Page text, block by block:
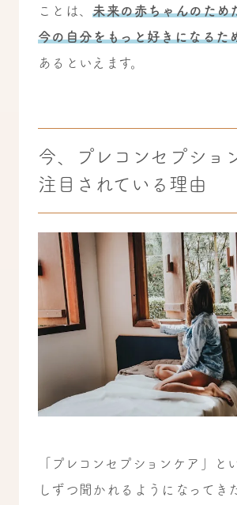
ことは、未来の赤ちゃんのため
今の自分をもっと好きになるた
あるといえます。
今、プレコンセプショ
注目されている理由
「プレコンセプションケア」と
しずつ聞かれるようになってき